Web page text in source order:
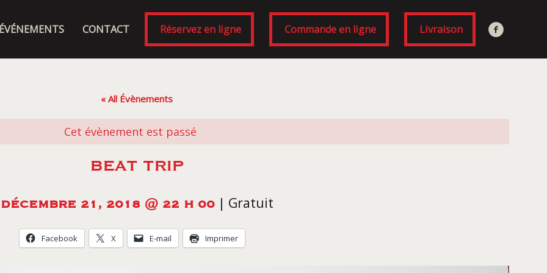
ÉVÉNEMENTS CONTACT Réservez en ligne Commande en ligne Livraison
« All Évènements
Cet évènement est passé
BEAT TRIP
DÉCEMBRE 21, 2018 @ 22 H 00 | Gratuit
Facebook X E-mail Imprimer